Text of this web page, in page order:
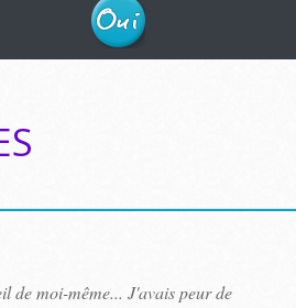
de moi-même... J'avais peur de